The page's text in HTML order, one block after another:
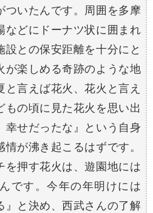
ついたんです。周囲を多摩
などにドーナツ状に囲まれ
との保安距離を十分にと
が楽しめる奇跡のような地
言えば花火、花火と言え
もの頃に見た花火を思い出
幸せだったな』という自身
が沸き起こるはずです。
を押す花火は、遊園地には
です。今年の年明けには
』と決め、西武さんの了解